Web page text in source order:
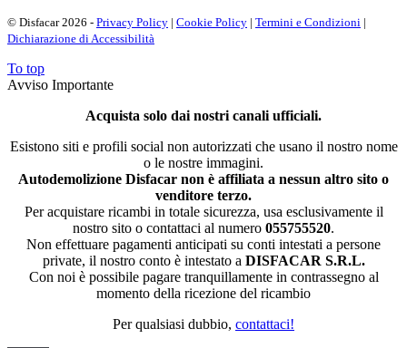
© Disfacar 2026 - Privacy Policy | Cookie Policy | Termini e Condizioni |
Dichiarazione di Accessibilità
To top
Avviso Importante
Acquista solo dai nostri canali ufficiali.
Esistono siti e profili social non autorizzati che usano il nostro nome
o le nostre immagini.
Autodemolizione Disfacar non è affiliata a nessun altro sito o
venditore terzo.
Per acquistare ricambi in totale sicurezza, usa esclusivamente il
nostro sito o contattaci al numero 055755520.
Non effettuare pagamenti anticipati su conti intestati a persone
private, il nostro conto è intestato a DISFACAR S.R.L.
Con noi è possibile pagare tranquillamente in contrassegno al
momento della ricezione del ricambio
Per qualsiasi dubbio, contattaci!